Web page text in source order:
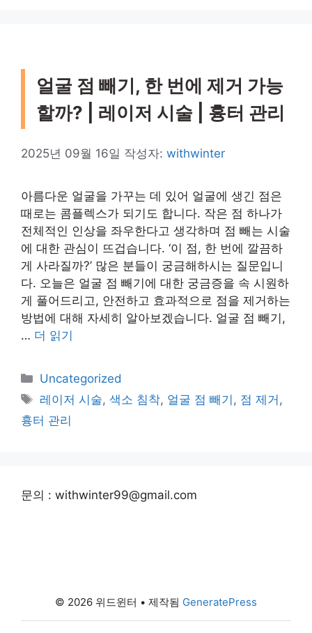
얼굴 점 빼기, 한 번에 제거 가능
할까? | 레이저 시술 | 흉터 관리
2025년 09월 16일 작성자: withwinter
아름다운 얼굴을 가꾸는 데 있어 얼굴에 생긴 점은
때로는 콤플렉스가 되기도 합니다. 작은 점 하나가
전체적인 인상을 좌우한다고 생각하며 점 빼는 시술
에 대한 관심이 뜨겁습니다. ‘이 점, 한 번에 깔끔하
게 사라질까?’ 많은 분들이 궁금해하시는 질문입니
다. 오늘은 얼굴 점 빼기에 대한 궁금증을 속 시원하
게 풀어드리고, 안전하고 효과적으로 점을 제거하는
방법에 대해 자세히 알아보겠습니다. 얼굴 점 빼기,
… 더 읽기
카
테
고
리
Uncategorized
태
그
레이저 시술,색소 침착, 얼굴 점 빼기 , 점 제거 ,
흉터 관리
문의 : withwinter99@gmail.com
© 2026 위드윈터 • 제작됨 GeneratePress